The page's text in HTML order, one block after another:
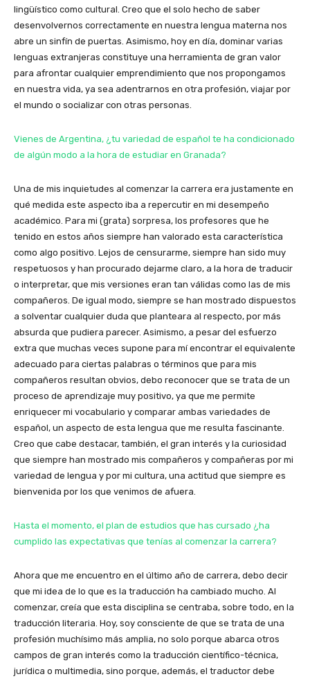
lingüístico como cultural. Creo que el solo hecho de saber
desenvolvernos correctamente en nuestra lengua materna nos
abre un sinfín de puertas. Asimismo, hoy en día, dominar varias
lenguas extranjeras constituye una herramienta de gran valor
para afrontar cualquier emprendimiento que nos propongamos
en nuestra vida, ya sea adentrarnos en otra profesión, viajar por
el mundo o socializar con otras personas.
Vienes de Argentina, ¿tu variedad de español te ha condicionado
de algún modo a la hora de estudiar en Granada?
Una de mis inquietudes al comenzar la carrera era justamente en
qué medida este aspecto iba a repercutir en mi desempeño
académico. Para mi (grata) sorpresa, los profesores que he
tenido en estos años siempre han valorado esta característica
como algo positivo. Lejos de censurarme, siempre han sido muy
respetuosos y han procurado dejarme claro, a la hora de traducir
o interpretar, que mis versiones eran tan válidas como las de mis
compañeros. De igual modo, siempre se han mostrado dispuestos
a solventar cualquier duda que planteara al respecto, por más
absurda que pudiera parecer. Asimismo, a pesar del esfuerzo
extra que muchas veces supone para mí encontrar el equivalente
adecuado para ciertas palabras o términos que para mis
compañeros resultan obvios, debo reconocer que se trata de un
proceso de aprendizaje muy positivo, ya que me permite
enriquecer mi vocabulario y comparar ambas variedades de
español, un aspecto de esta lengua que me resulta fascinante.
Creo que cabe destacar, también, el gran interés y la curiosidad
que siempre han mostrado mis compañeros y compañeras por mi
variedad de lengua y por mi cultura, una actitud que siempre es
bienvenida por los que venimos de afuera.
Hasta el momento, el plan de estudios que has cursado ¿ha
cumplido las expectativas que tenías al comenzar la carrera?
Ahora que me encuentro en el último año de carrera, debo decir
que mi idea de lo que es la traducción ha cambiado mucho. Al
comenzar, creía que esta disciplina se centraba, sobre todo, en la
traducción literaria. Hoy, soy consciente de que se trata de una
profesión muchísimo más amplia, no solo porque abarca otros
campos de gran interés como la traducción científico-técnica,
jurídica o multimedia, sino porque, además, el traductor debe